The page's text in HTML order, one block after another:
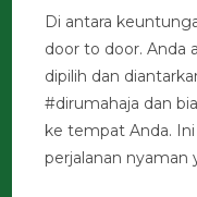
Di antara
door to door. Anda
dipilih dan
#dirumahaja dan
ke tempat Anda. Ini
perjalanan nyaman